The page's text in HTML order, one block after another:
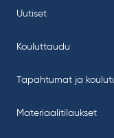
Uutiset
Kouluttaudu
Tapahtumat ja
Materiaalitilaukset